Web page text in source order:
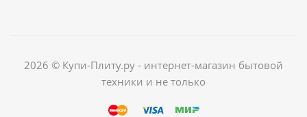
2026 © Купи-Плиту.ру - интернет-магазин бытовой
техники и не только